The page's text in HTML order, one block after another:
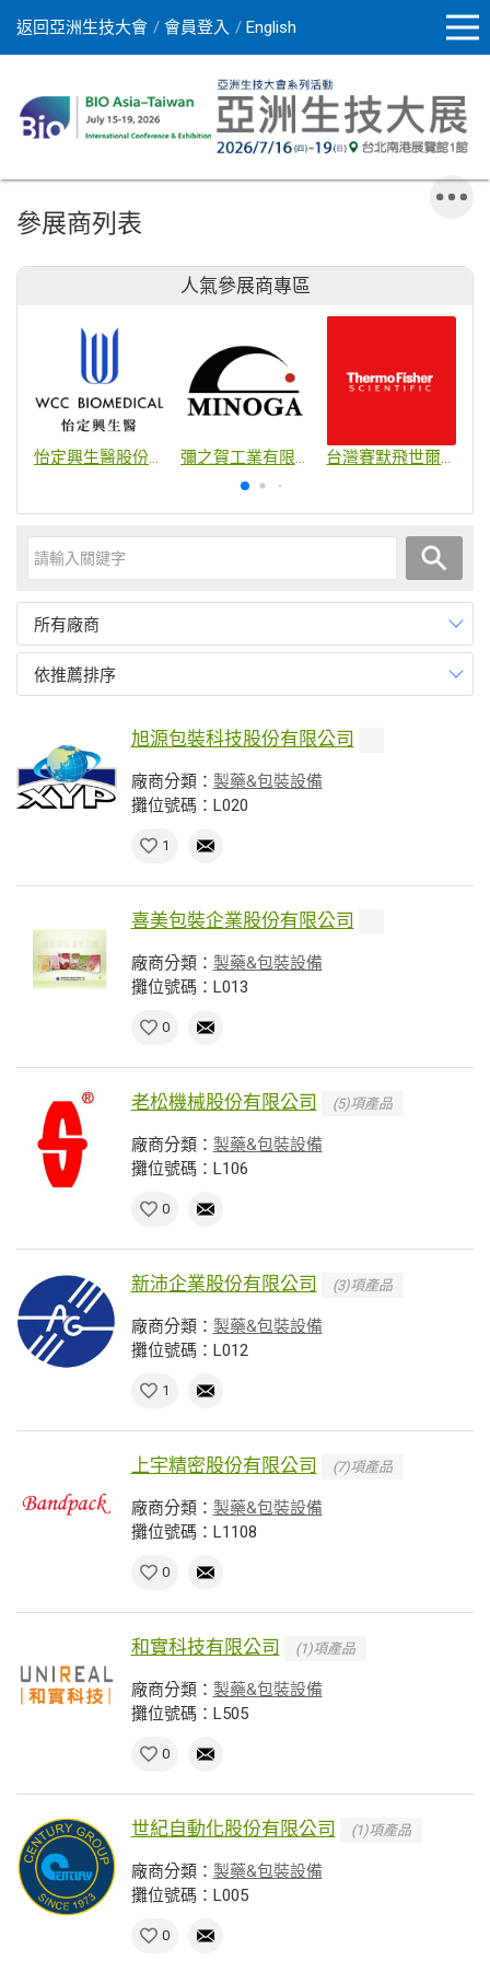
返回亞洲生技大會 會員登入 English
參展商列表
人氣參展商專區
怡定興生醫股份有限公司 彌之賀工業有限公司 台灣賽默飛世爾科技股份有限公司
所有廠商
依推薦排序
旭源包裝科技股份有限公司
廠商分類： 製藥&包裝設備
攤位號碼：L020
1
喜美包裝企業股份有限公司
廠商分類： 製藥&包裝設備
攤位號碼：L013
0
老松機械股份有限公司 (5)項產品
廠商分類： 製藥&包裝設備
攤位號碼：L106
0
新沛企業股份有限公司 (3)項產品
廠商分類： 製藥&包裝設備
攤位號碼：L012
1
上宇精密股份有限公司 (7)項產品
廠商分類： 製藥&包裝設備
攤位號碼：L1108
0
和實科技有限公司 (1)項產品
廠商分類： 製藥&包裝設備
攤位號碼：L505
0
世紀自動化股份有限公司 (1)項產品
廠商分類： 製藥&包裝設備
攤位號碼：L005
0